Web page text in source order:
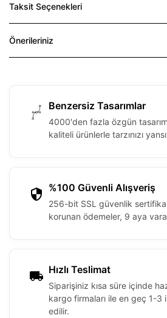
Taksit Seçenekleri
Önerileriniz
Benzersiz Tasarımlar
4000'den fazla özgün
kaliteli ürünlerle tarzınızı
%100 Güvenli Alışveriş
256-bit SSL güvenlik
korunan ödemeler, 9 aya
Hızlı Teslimat
Siparişiniz kısa süre içinde
kargo firmaları ile en geç 1-3
edilir.